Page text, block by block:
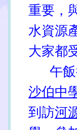
重要，
水資源
大家都
午飯
沙伯中
到訪河